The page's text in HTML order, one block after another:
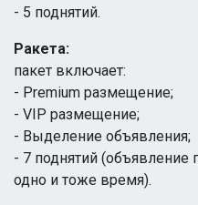
- 5 поднятий.
Ракета:
пакет включает:
- Premium размещение;
- VIP размещение;
- Выделение объявления;
- 7 поднятий (объявление
одно и тоже время).